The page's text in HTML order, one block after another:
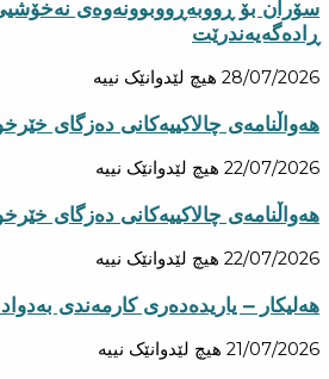
سۆران بۆ ڕووبه‌ڕووبوونه‌وه‌ی
ڕاده‌گه‌یه‌ندرێت
28/07/2026 هیچ لێدوانێک نییە
هەواڵنامەی چالاکییەکانی دەزگای
22/07/2026 هیچ لێدوانێک نییە
هەواڵنامەی چالاکییەکانی دەزگای
22/07/2026 هیچ لێدوانێک نییە
هەلیکار – یاریدەدەری کارمەندی
21/07/2026 هیچ لێدوانێک نییە